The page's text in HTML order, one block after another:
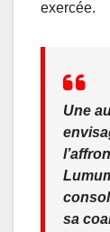
exercée.
Une
sa